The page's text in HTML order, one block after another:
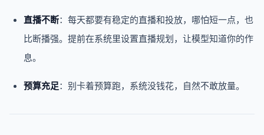
直播不断：每天都要有稳定的直播和投放，哪怕短一点，也
比断播强。提前在系统里设置直播规划，让模型知道你的作
息。
预算充足：别卡着预算跑，系统没钱花，自然不敢放量。